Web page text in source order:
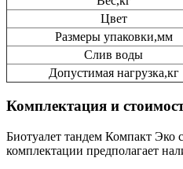
Цвет
Размеры упаковки,мм
Слив воды
Допустимая нагрузка,кг
Комплектация и
Биотуалет тандем Компакт Эко
комплектации предполагает